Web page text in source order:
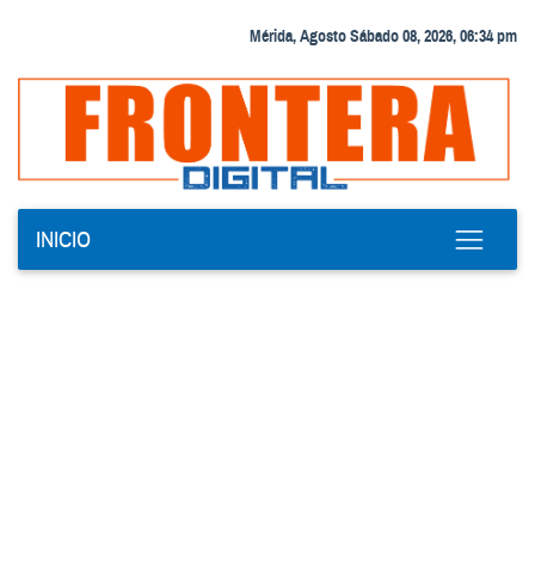
Mérida, Agosto Sábado 08, 2026, 06:34 pm
INICIO